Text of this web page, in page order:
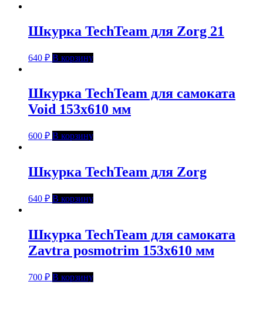
Шкурка TechTeam для Zorg 21
640 ₽ В корзину
Шкурка TechTeam для самоката
Void 153х610 мм
600 ₽ В корзину
Шкурка TechTeam для Zorg
640 ₽ В корзину
Шкурка TechTeam для самоката
Zavtra posmotrim 153х610 мм
700 ₽ В корзину